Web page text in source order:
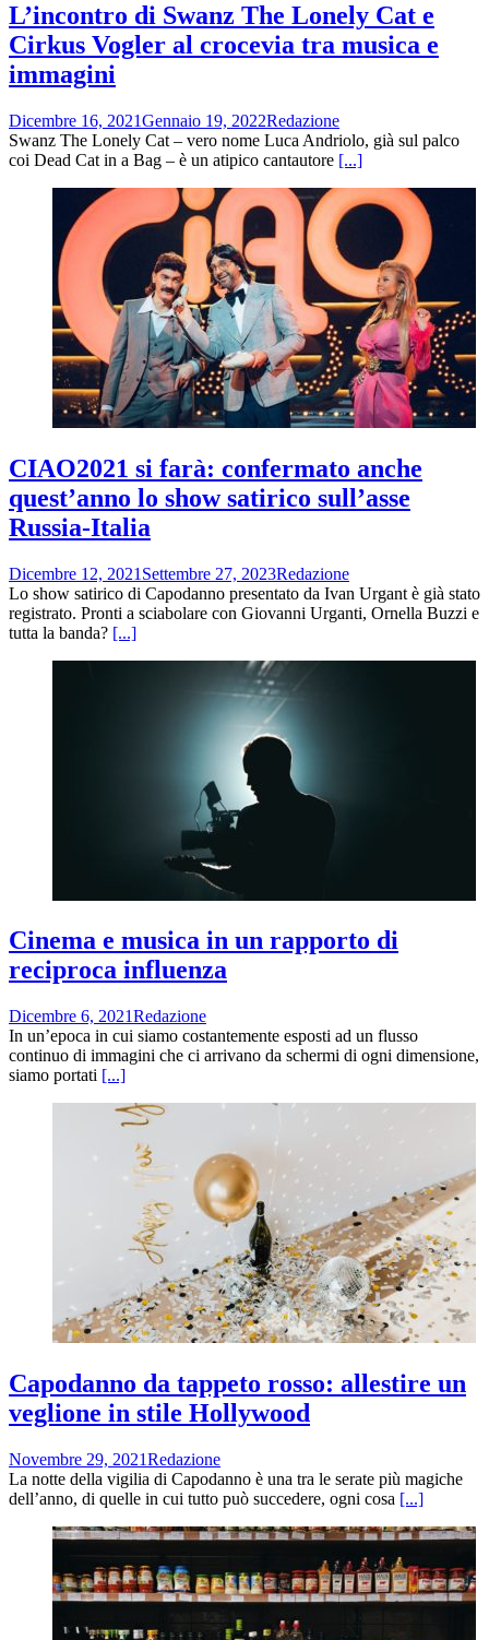
L’incontro di Swanz The Lonely Cat e
Cirkus Vogler al crocevia tra musica e
immagini
Dicembre 16, 2021Gennaio 19, 2022Redazione
Swanz The Lonely Cat – vero nome Luca Andriolo, già sul palco
coi Dead Cat in a Bag – è un atipico cantautore [...]
CIAO2021 si farà: confermato anche
quest’anno lo show satirico sull’asse
Russia-Italia
Dicembre 12, 2021 Settembre 27, 2023Redazione
Lo show satirico di Capodanno presentato da Ivan Urgant è già stato
registrato. Pronti a sciabolare con Giovanni Urganti, Ornella Buzzi e
tutta la banda? [...]
Cinema e musica in un rapporto di
reciproca influenza
Dicembre 6, 2021Redazione
In un’epoca in cui siamo costantemente esposti ad un flusso
continuo di immagini che ci arrivano da schermi di ogni dimensione,
siamo portati [...]
Capodanno da tappeto rosso: allestire un
veglione in stile Hollywood
Novembre 29, 2021Redazione
La notte della vigilia di Capodanno è una tra le serate più magiche
dell’anno, di quelle in cui tutto può succedere, ogni cosa [...]